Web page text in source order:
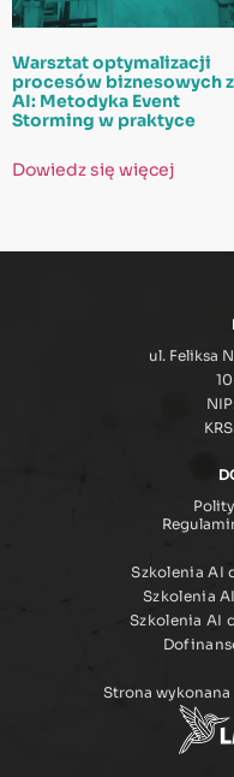
Warsztat optymalizacji
procesów biznesowych z
AI: Metodyka Event
Storming w praktyce
Dowiedz się więcej
ul. Feliksa
Szkolenia AI
Szkolenia
Szkolenia AI
Strona wykonana